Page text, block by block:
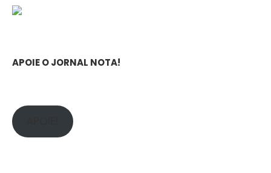
APOIE O JORNAL NOTA!